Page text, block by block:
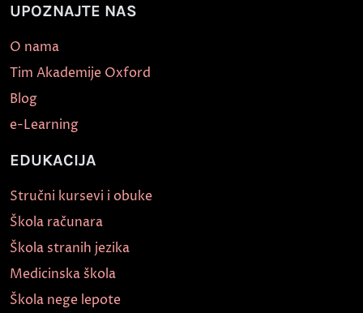
UPOZNAJTE NAS
O nama
Tim Akademije Oxford
Blog
e-Learning
EDUKACIJA
Stručni kursevi i obuke
Škola računara
Škola stranih jezika
Medicinska škola
Škola nege lepote